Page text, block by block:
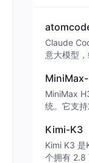
Claude
意大模型
致性能。
e to
edit code,
MiniMax
统。它支
并能生成
秒的带原
面向任务
Kimi-K3
Kimi K3 是
个拥有 2.8